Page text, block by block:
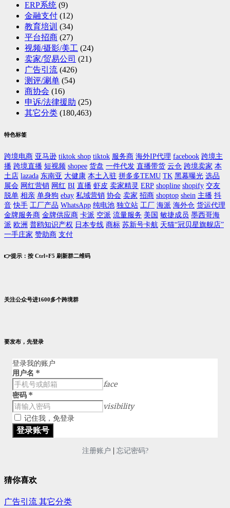
ERP系统 (9)
金融支付 (12)
教育培训 (34)
平台招商 (27)
视频/摄影/美工 (24)
卖家/贸易公司 (21)
广告引流 (426)
测评/涮单 (54)
商协会 (16)
申诉/法律援助 (25)
其它分类 (180,463)
特色标签
跨境电商 亚马逊 tiktok shop tiktok 服务商 海外IP代理 facebook 跨境主
播 跨境直播 短视频 shopee 货盘 一件代发 直播带货 云仓 跨境卖家 本
土店 lazada 东南亚 大健康 本土入驻 拼多多TEMU TK 黑幕曝光 选品
展会 网红营销 网红 BI 直播 虾皮 卖家精灵 ERP shopline shopify 交友
脱单 相亲 单身狗 ebay 私域营销 协会 卖家 招商 shoptop shein 主播 抖
音 快手 工厂产品 WhatsApp 纯电池 独立站 工厂 海派 海外仓 货运代理
金牌服务商 金牌供应商 卡派 空派 流量服务 美国 敏捷成员 墨西哥海
派 欧洲 普鸥知识产权 日本专线 商标 苏新号卡航 天猫“冠贝星旗舰店”
一手庄家 赞助商 支付
👉提示：按 Ctrl+F5 刷新群二维码
关注公众号进1600多个跨境群
要发布，先登录
登录我的账户
用户名 *
face
密码 *
visibility
记住我，免登录
注册账户 | 忘记密码?
猜你喜欢
广告引流 其它分类